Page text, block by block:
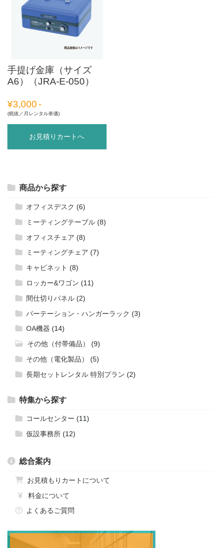
手提げ金庫（サイズ
A6）（JRA-E-050）
¥3,000
(税抜／月レンタル単価)
お見積りカートへ
商品から探す
オフィスデスク (6)
ミーティングテーブル (8)
オフィスチェア (8)
ミーティングチェア (7)
キャビネット (8)
ロッカー&ワゴン (11)
間仕切りパネル (2)
パーテーション・ハンガーラック (3)
OA機器 (14)
その他（付帯備品）
(9)
その他（電化製品）
(5)
長期セットレンタル 特別プラン (2)
特集から探す
コールセンター (11)
仮設事務所 (12)
総合案内
お見積もりカートについて
料金について
よくあるご質問